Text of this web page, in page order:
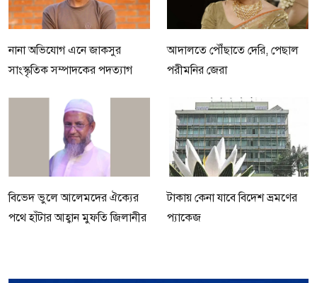
নানা অভিযোগ এনে জাকসুর
সাংস্কৃতিক সম্পাদকের পদত্যাগ
আদালতে পৌঁছাতে দেরি, পেছাল
পরীমনির জেরা
বিভেদ ভুলে আলেমদের ঐক্যের
পথে হাঁটার আহ্বান মুফতি জিলানীর
টাকায় কেনা যাবে বিদেশ ভ্রমণের
প্যাকেজ